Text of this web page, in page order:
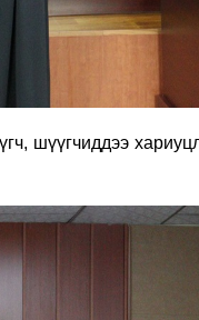
шүүгчиддээ